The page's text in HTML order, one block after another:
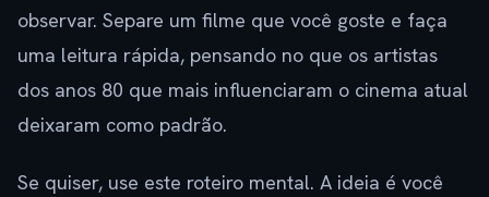
observar. Separe um filme que você goste e faça
uma leitura rápida, pensando no que os artistas
dos anos 80 que mais influenciaram o cinema atual
deixaram como padrão.
Se quiser, use este roteiro mental. A ideia é você